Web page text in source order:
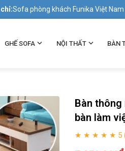
Sofa phòng khách Funika Việt Nam
GHẾ SOFA NỘI THẤT BÀN
Bàn thông
bàn làm
★ ★ ★ ★ ★ 5